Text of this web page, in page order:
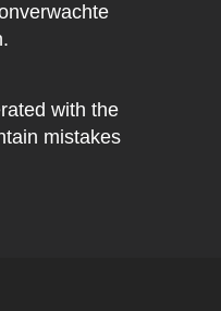
with the
mistakes